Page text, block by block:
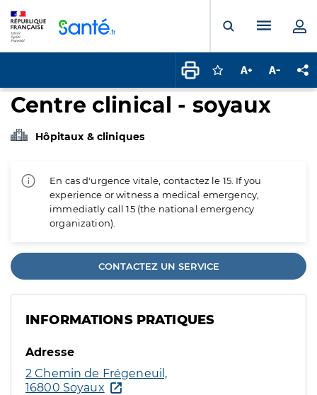
Ouvrir laMenu
Connectez-vous
Augmenter la
Centre clinical - soyaux
Hôpitaux & cliniques
En cas d'urgence vitale, contactez le 15. If you
experience or witness a medical emergency,
immediatly call 15 (the national emergency
organization).
CONTACTEZ UN SERVICE
INFORMATIONS PRATIQUES
Adresse
2 Chemin de Frégeneuil,
16800 Soyaux